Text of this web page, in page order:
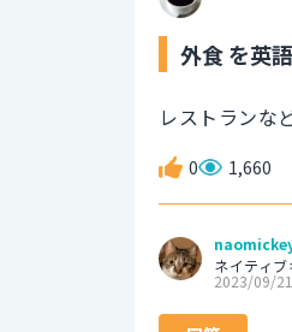
外食 を英
レストランな
0 1,660
ネイティ
2023/09/